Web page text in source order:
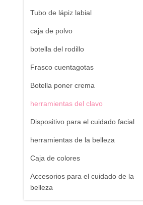
Tubo de lápiz labial
caja de polvo
botella del rodillo
Frasco cuentagotas
Botella poner crema
herramientas del clavo
Dispositivo para el cuidado facial
herramientas de la belleza
Caja de colores
Accesorios para el cuidado de la
belleza